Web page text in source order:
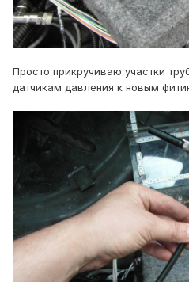
Просто прикручиваю участки
датчикам давления к новым